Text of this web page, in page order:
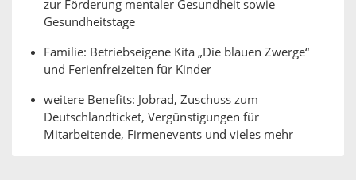
zur Förderung mentaler Gesundheit sowie
Gesundheitstage
Familie: Betriebseigene Kita „Die blauen Zwerge“
und Ferienfreizeiten für Kinder
weitere Benefits: Jobrad, Zuschuss zum
Deutschlandticket, Vergünstigungen für
Mitarbeitende, Firmenevents und vieles mehr